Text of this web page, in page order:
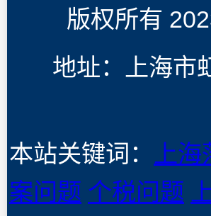
版权所有
地址：上海市
本站关键词：
上
案问题 个税问题